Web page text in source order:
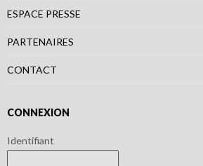
ESPACE PRESSE
PARTENAIRES
CONTACT
CONNEXION
Identifiant